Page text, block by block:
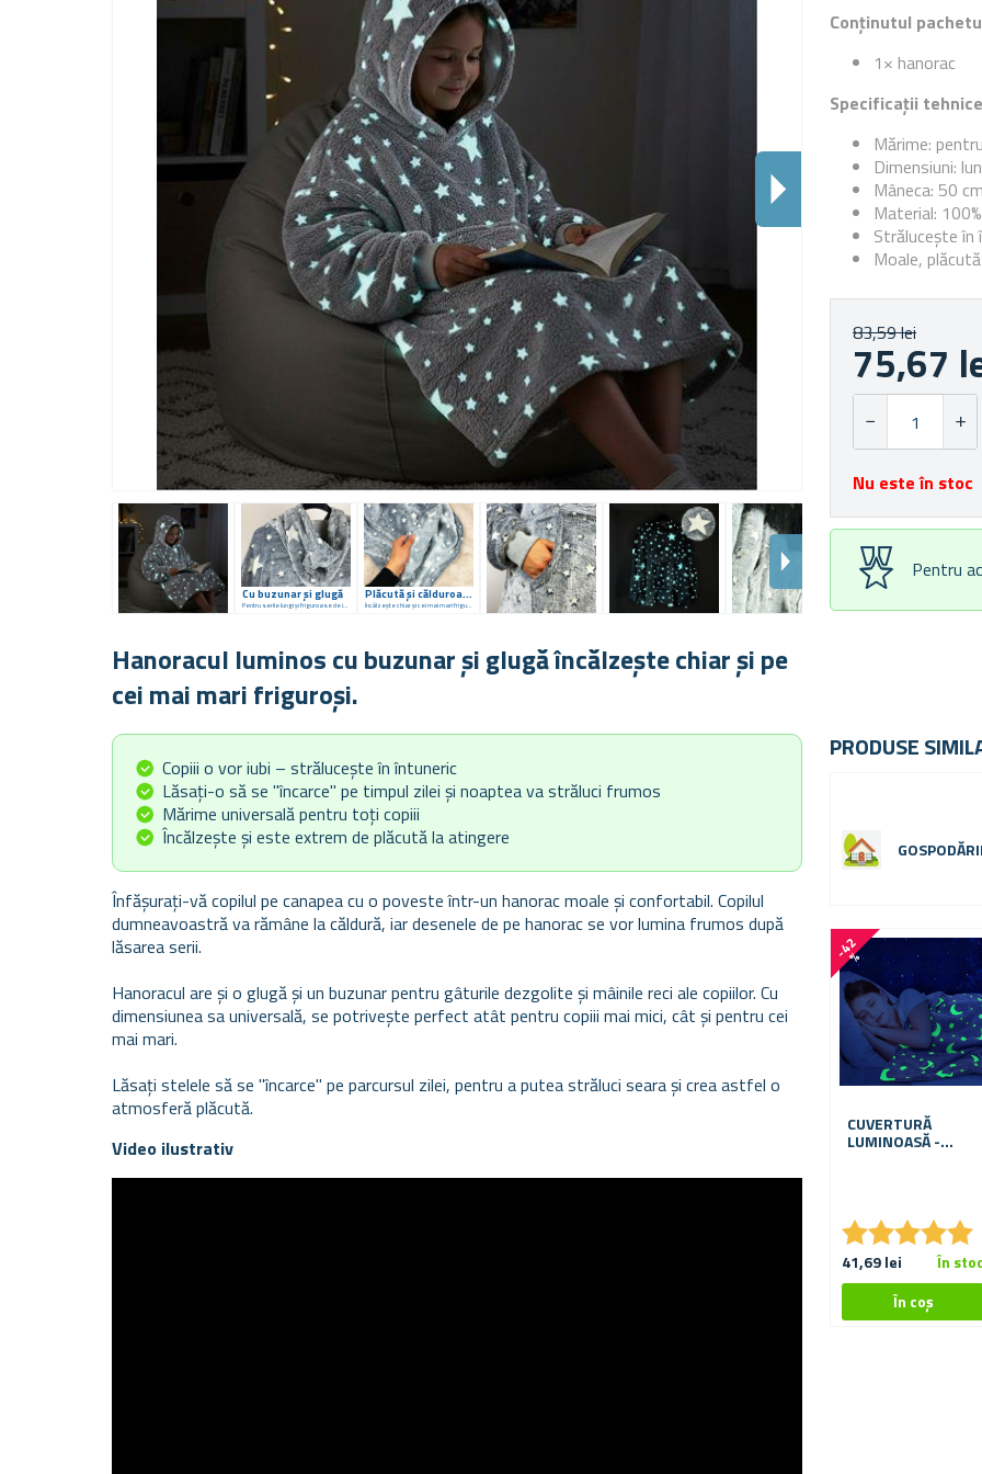
Cu buzunar și glugă
Pentru serile lungi și friguroase de iarnă
Plăcută și călduroasă
Încălzește chiar și cei mai mari friguroși
Conținutul
1× hanorac
Specificații tehnice
Mărime:
Dimensiuni:
Mâneca: 50 cm
Material:
Strălucește
Moale,
83,59 lei
75,67
Nu este în stoc
Pentru
Hanoracul luminos cu buzunar și glugă încălzește chiar și pe
cei mai mari friguroși.
Copiii o vor iubi – strălucește în întuneric
Lăsați-o să se "încarce" pe timpul zilei și noaptea va străluci frumos
Mărime universală pentru toți copiii
Încălzește și este extrem de plăcută la atingere
Înfășurați-vă copilul pe canapea cu o poveste într-un hanorac moale și confortabil. Copilul
dumneavoastră va rămâne la căldură, iar desenele de pe hanorac se vor lumina frumos după
lăsarea serii.
Hanoracul are și o glugă și un buzunar pentru gâturile dezgolite și mâinile reci ale copiilor. Cu
dimensiunea sa universală, se potrivește perfect atât pentru copiii mai mici, cât și pentru cei
mai mari.
Lăsați stelele să se "încarce" pe parcursul zilei, pentru a putea străluci seara și crea astfel o
atmosferă plăcută.
Video ilustrativ
PRODUSE
-
4
2
%
CUVERTURĂ
LUMINOASĂ -
★★★★★
★★★★★
41,69 lei În stoc